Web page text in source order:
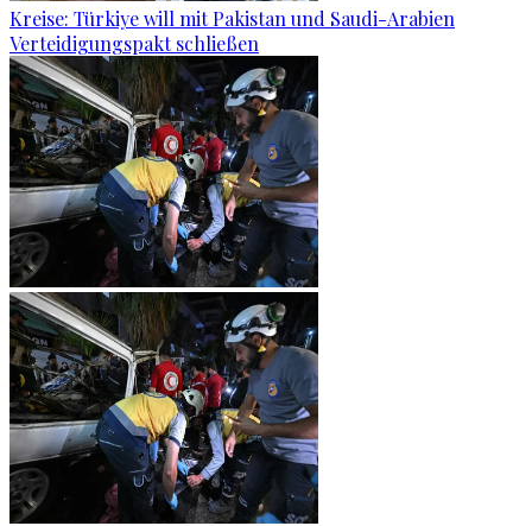
Kreise: Türkiye will mit Pakistan und Saudi-Arabien
Verteidigungspakt schließen